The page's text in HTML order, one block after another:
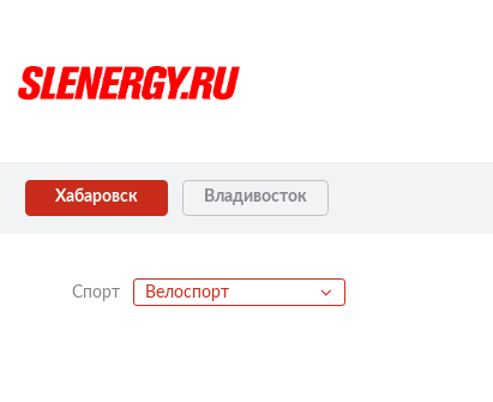
Хабаровск Владивосток
Спорт Велоспорт